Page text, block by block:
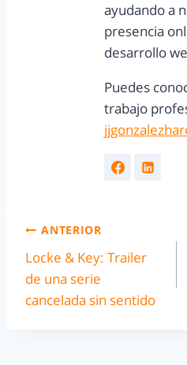
ayudando a
presencia
desarrollo
Puedes
trabajo
ANTERIOR
Locke & Key: Trailer
de una serie
cancelada sin sentido